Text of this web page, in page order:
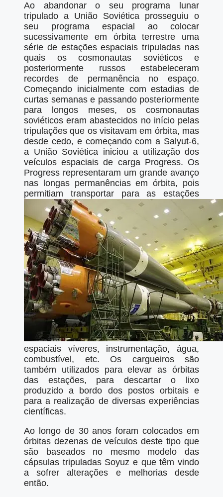
Ao abandonar o seu programa lunar
tripulado a União Soviética prosseguiu o
seu programa espacial ao colocar
sucessivamente em órbita terrestre uma
série de estações espaciais tripuladas nas
quais os cosmonautas soviéticos e
posteriormente russos estabeleceram
recordes de permanência no espaço.
Começando inicialmente com estadias de
curtas semanas e passando posteriormente
para longos meses, os cosmonautas
soviéticos eram abastecidos no início pelas
tripulações que os visitavam em órbita, mas
desde cedo, e começando com a Salyut-6,
a União Soviética iniciou a utilização dos
veículos espaciais de carga Progress. Os
Progress representaram um grande avanço
nas longas permanências em órbita, pois
permitiam transportar para as estações
espaciais víveres, instrumentação, água,
combustível, etc. Os cargueiros são
também utilizados para elevar as órbitas
das estações, para descartar o lixo
produzido a bordo dos postos orbitais e
para a realização de diversas experiências
científicas.
Ao longo de 30 anos foram colocados em
órbitas dezenas de veículos deste tipo que
são baseados no mesmo modelo das
cápsulas tripuladas Soyuz e que têm vindo
a sofrer alterações e melhorias desde
então.